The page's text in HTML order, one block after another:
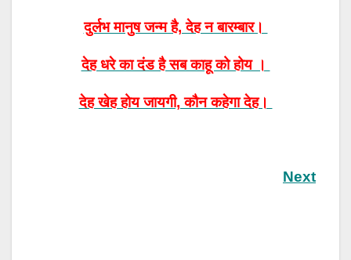
दुर्लभ मानुष जन्म है, देह न बारम्बार।
देह धरे का दंड है सब काहू को होय ।
देह खेह होय जायगी, कौन कहेगा देह।
Next